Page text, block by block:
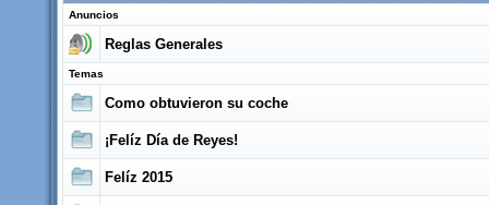
Anuncios
Reglas Generales
Temas
Como obtuvieron su coche
¡Felíz Día de Reyes!
Felíz 2015